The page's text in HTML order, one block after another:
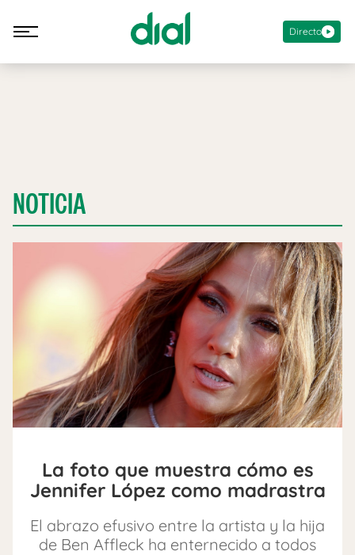
Directo
NOTICIA
La foto que muestra cómo es
Jennifer López como madrastra
El abrazo efusivo entre la artista y la hija
de Ben Affleck ha enternecido a todos